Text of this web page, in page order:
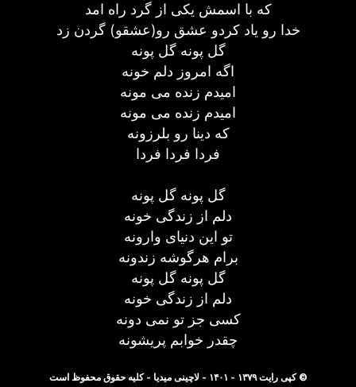
که با اسمش یکی از گرد راه امد
خدا رو یاد کردو عشق رو(عشقو) گردن زد
گل پونه گل پونه
اگه امروز دلم خونه
امیدم زنده می مونه
امیدم زنده می مونه
که دینا رو بلرزونه
فردا فردا فردا
گل پونه گل پونه
دلم از زندگی خونه
تو این دنیای وارونه
برام هرگوشه زندونه
گل پونه گل پونه
دلم از زندگی خونه
کسی جز تو نمی دونه
چقدر خوابم پریشونه
© کپی رایت ۱۳۷۹ - ۱۴۰۱ - لاچینی میدیا - کلیه حقوق محفوظ است